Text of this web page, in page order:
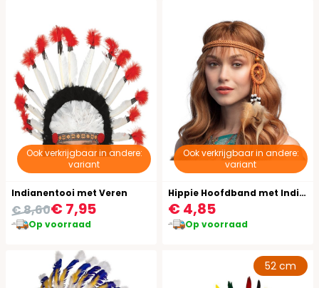
Ook verkrijgbaar in andere:
variant
Indianentooi met Veren
€ 7,95
€ 8,60
Op voorraad
Ook verkrijgbaar in andere:
variant
Hippie Hoofdband met Indianenveren
€ 4,85
Op voorraad
52 cm